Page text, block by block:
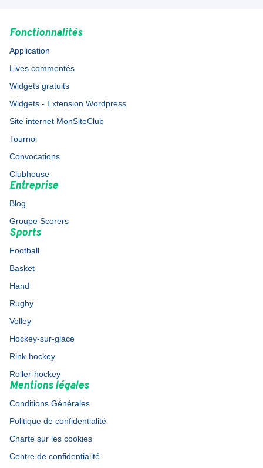
Fonctionnalités
Application
Lives commentés
Widgets gratuits
Widgets - Extension Wordpress
Site internet MonSiteClub
Tournoi
Convocations
Clubhouse
Entreprise
Blog
Groupe Scorers
Sports
Football
Basket
Hand
Rugby
Volley
Hockey-sur-glace
Rink-hockey
Roller-hockey
Mentions légales
Conditions Générales
Politique de confidentialité
Charte sur les cookies
Centre de confidentialité